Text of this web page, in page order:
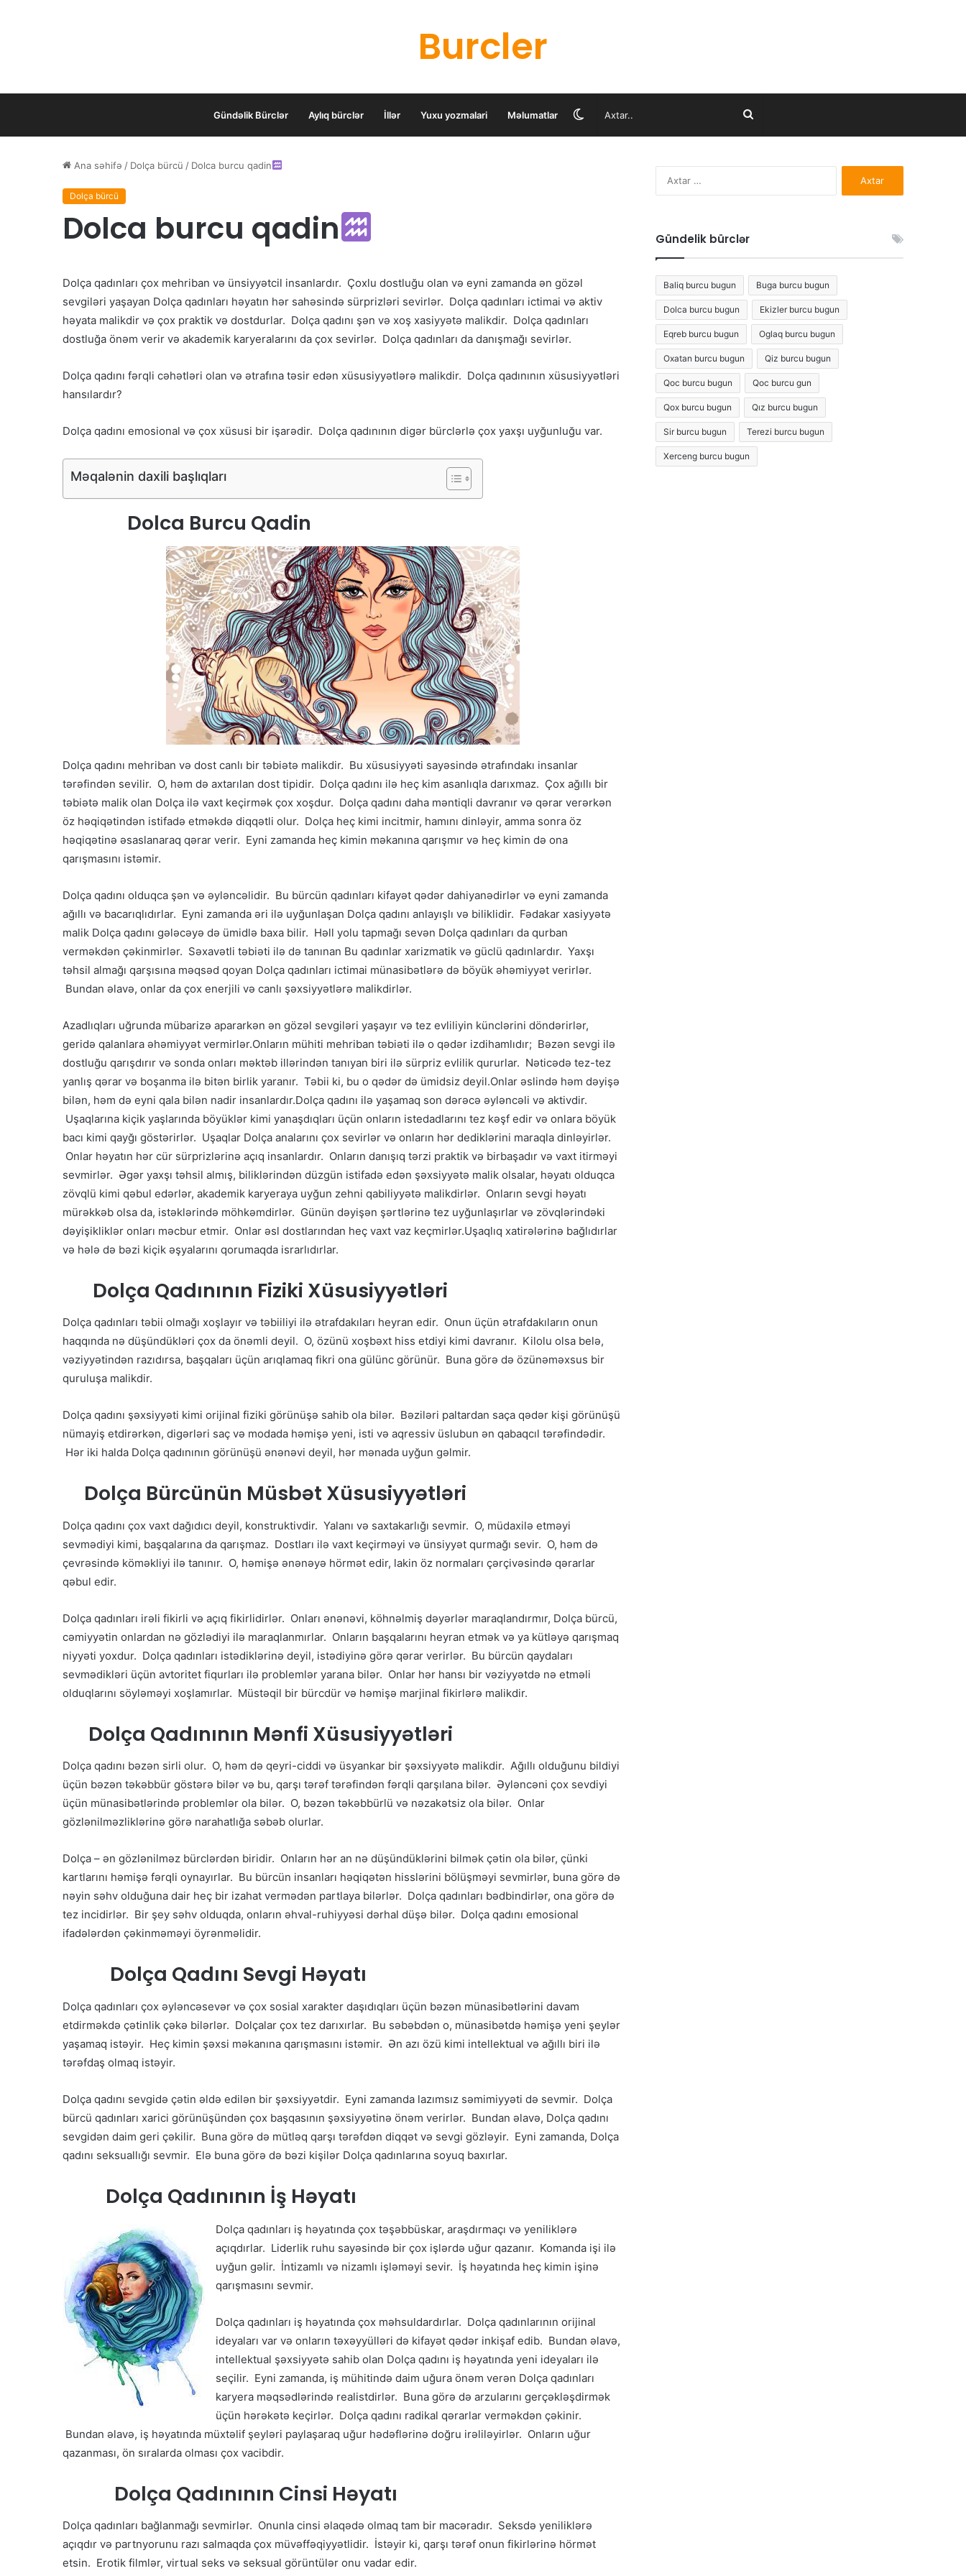
Burcler
Gündəlik Bürclər Aylıq bürclər İllər Yuxu yozmalari Məlumatlar Axtar..
Switch
Ana səhifə / Dolça bürcü / Dolca burcu qadin
Dolça bürcü
Dolca burcu qadin
Dolça qadınları çox mehriban və ünsiyyətcil insanlardır. Çoxlu dostluğu olan və eyni zamanda ən gözəl
sevgiləri yaşayan Dolça qadınları həyatın hər sahəsində sürprizləri sevirlər. Dolça qadınları ictimai və aktiv
həyata malikdir və çox praktik və dostdurlar. Dolça qadını şən və xoş xasiyyətə malikdir. Dolça qadınları
dostluğa önəm verir və akademik karyeralarını da çox sevirlər. Dolça qadınları da danışmağı sevirlər.
Dolça qadını fərqli cəhətləri olan və ətrafına təsir edən xüsusiyyətlərə malikdir. Dolça qadınının xüsusiyyətləri
hansılardır?
Dolça qadını emosional və çox xüsusi bir işarədir. Dolça qadınının digər bürclərlə çox yaxşı uyğunluğu var.
Məqalənin daxili başlıqları
Dolca Burcu Qadin
Dolça qadını mehriban və dost canlı bir təbiətə malikdir. Bu xüsusiyyəti sayəsində ətrafındakı insanlar
tərəfindən sevilir. O, həm də axtarılan dost tipidir. Dolça qadını ilə heç kim asanlıqla darıxmaz. Çox ağıllı bir
təbiətə malik olan Dolça ilə vaxt keçirmək çox xoşdur. Dolça qadını daha məntiqli davranır və qərar verərkən
öz həqiqətindən istifadə etməkdə diqqətli olur. Dolça heç kimi incitmir, hamını dinləyir, amma sonra öz
həqiqətinə əsaslanaraq qərar verir. Eyni zamanda heç kimin məkanına qarışmır və heç kimin də ona
qarışmasını istəmir.
Dolça qadını olduqca şən və əyləncəlidir. Bu bürcün qadınları kifayət qədər dahiyanədirlər və eyni zamanda
ağıllı və bacarıqlıdırlar. Eyni zamanda əri ilə uyğunlaşan Dolça qadını anlayışlı və biliklidir. Fədakar xasiyyətə
malik Dolça qadını gələcəyə də ümidlə baxa bilir. Həll yolu tapmağı sevən Dolça qadınları da qurban
verməkdən çəkinmirlər. Səxavətli təbiəti ilə də tanınan Bu qadınlar xarizmatik və güclü qadınlardır. Yaxşı
təhsil almağı qarşısına məqsəd qoyan Dolça qadınları ictimai münasibətlərə də böyük əhəmiyyət verirlər.
Bundan əlavə, onlar da çox enerjili və canlı şəxsiyyətlərə malikdirlər.
Azadlıqları uğrunda mübarizə apararkən ən gözəl sevgiləri yaşayır və tez evliliyin künclərini döndərirlər,
geridə qalanlara əhəmiyyət vermirlər.Onların mühiti mehriban təbiəti ilə o qədər izdihamlıdır; Bəzən sevgi ilə
dostluğu qarışdırır və sonda onları məktəb illərindən tanıyan biri ilə sürpriz evlilik qururlar. Nəticədə tez-tez
yanlış qərar və boşanma ilə bitən birlik yaranır. Təbii ki, bu o qədər də ümidsiz deyil.Onlar əslində həm dəyişə
bilən, həm də eyni qala bilən nadir insanlardır.Dolça qadını ilə yaşamaq son dərəcə əyləncəli və aktivdir.
Uşaqlarına kiçik yaşlarında böyüklər kimi yanaşdıqları üçün onların istedadlarını tez kəşf edir və onlara böyük
bacı kimi qayğı göstərirlər. Uşaqlar Dolça analarını çox sevirlər və onların hər dediklərini maraqla dinləyirlər.
Onlar həyatın hər cür sürprizlərinə açıq insanlardır. Onların danışıq tərzi praktik və birbaşadır və vaxt itirməyi
sevmirlər. Əgər yaxşı təhsil almış, biliklərindən düzgün istifadə edən şəxsiyyətə malik olsalar, həyatı olduqca
zövqlü kimi qəbul edərlər, akademik karyeraya uyğun zehni qabiliyyətə malikdirlər. Onların sevgi həyatı
mürəkkəb olsa da, istəklərində möhkəmdirlər. Günün dəyişən şərtlərinə tez uyğunlaşırlar və zövqlərindəki
dəyişikliklər onları məcbur etmir. Onlar əsl dostlarından heç vaxt vaz keçmirlər.Uşaqlıq xatirələrinə bağlıdırlar
və hələ də bəzi kiçik əşyalarını qorumaqda israrlıdırlar.
Dolça Qadınının Fiziki Xüsusiyyətləri
Dolça qadınları təbii olmağı xoşlayır və təbiiliyi ilə ətrafdakıları heyran edir. Onun üçün ətrafdakıların onun
haqqında nə düşündükləri çox da önəmli deyil. O, özünü xoşbəxt hiss etdiyi kimi davranır. Kilolu olsa belə,
vəziyyətindən razıdırsa, başqaları üçün arıqlamaq fikri ona gülünc görünür. Buna görə də özünəməxsus bir
quruluşa malikdir.
Dolça qadını şəxsiyyəti kimi orijinal fiziki görünüşə sahib ola bilər. Bəziləri paltardan saça qədər kişi görünüşü
nümayiş etdirərkən, digərləri saç və modada həmişə yeni, isti və aqressiv üslubun ən qabaqcıl tərəfindədir.
Hər iki halda Dolça qadınının görünüşü ənənəvi deyil, hər mənada uyğun gəlmir.
Dolça Bürcünün Müsbət Xüsusiyyətləri
Dolça qadını çox vaxt dağıdıcı deyil, konstruktivdir. Yalanı və saxtakarlığı sevmir. O, müdaxilə etməyi
sevmədiyi kimi, başqalarına da qarışmaz. Dostları ilə vaxt keçirməyi və ünsiyyət qurmağı sevir. O, həm də
çevrəsində köməkliyi ilə tanınır. O, həmişə ənənəyə hörmət edir, lakin öz normaları çərçivəsində qərarlar
qəbul edir.
Dolça qadınları irəli fikirli və açıq fikirlidirlər. Onları ənənəvi, köhnəlmiş dəyərlər maraqlandırmır, Dolça bürcü,
cəmiyyətin onlardan nə gözlədiyi ilə maraqlanmırlar. Onların başqalarını heyran etmək və ya kütləyə qarışmaq
niyyəti yoxdur. Dolça qadınları istədiklərinə deyil, istədiyinə görə qərar verirlər. Bu bürcün qaydaları
sevmədikləri üçün avtoritet fiqurları ilə problemlər yarana bilər. Onlar hər hansı bir vəziyyətdə nə etməli
olduqlarını söyləməyi xoşlamırlar. Müstəqil bir bürcdür və həmişə marjinal fikirlərə malikdir.
Dolça Qadınının Mənfi Xüsusiyyətləri
Dolça qadını bəzən sirli olur. O, həm də qeyri-ciddi və üsyankar bir şəxsiyyətə malikdir. Ağıllı olduğunu bildiyi
üçün bəzən təkəbbür göstərə bilər və bu, qarşı tərəf tərəfindən fərqli qarşılana bilər. Əyləncəni çox sevdiyi
üçün münasibətlərində problemlər ola bilər. O, bəzən təkəbbürlü və nəzakətsiz ola bilər. Onlar
gözlənilməzliklərinə görə narahatlığa səbəb olurlar.
Dolça – ən gözlənilməz bürclərdən biridir. Onların hər an nə düşündüklərini bilmək çətin ola bilər, çünki
kartlarını həmişə fərqli oynayırlar. Bu bürcün insanları həqiqətən hisslərini bölüşməyi sevmirlər, buna görə də
nəyin səhv olduğuna dair heç bir izahat vermədən partlaya bilərlər. Dolça qadınları bədbindirlər, ona görə də
tez incidirlər. Bir şey səhv olduqda, onların əhval-ruhiyyəsi dərhal düşə bilər. Dolça qadını emosional
ifadələrdən çəkinməməyi öyrənməlidir.
Dolça Qadını Sevgi Həyatı
Dolça qadınları çox əyləncəsevər və çox sosial xarakter daşıdıqları üçün bəzən münasibətlərini davam
etdirməkdə çətinlik çəkə bilərlər. Dolçalar çox tez darıxırlar. Bu səbəbdən o, münasibətdə həmişə yeni şeylər
yaşamaq istəyir. Heç kimin şəxsi məkanına qarışmasını istəmir. Ən azı özü kimi intellektual və ağıllı biri ilə
tərəfdaş olmaq istəyir.
Dolça qadını sevgidə çətin əldə edilən bir şəxsiyyətdir. Eyni zamanda lazımsız səmimiyyəti də sevmir. Dolça
bürcü qadınları xarici görünüşündən çox başqasının şəxsiyyətinə önəm verirlər. Bundan əlavə, Dolça qadını
sevgidən daim geri çəkilir. Buna görə də mütləq qarşı tərəfdən diqqət və sevgi gözləyir. Eyni zamanda, Dolça
qadını seksuallığı sevmir. Elə buna görə də bəzi kişilər Dolça qadınlarına soyuq baxırlar.
Dolça Qadınının İş Həyatı
Dolça qadınları iş həyatında çox təşəbbüskar, araşdırmaçı və yeniliklərə
açıqdırlar. Liderlik ruhu sayəsində bir çox işlərdə uğur qazanır. Komanda işi ilə
uyğun gəlir. İntizamlı və nizamlı işləməyi sevir. İş həyatında heç kimin işinə
qarışmasını sevmir.
Dolça qadınları iş həyatında çox məhsuldardırlar. Dolça qadınlarının orijinal
ideyaları var və onların təxəyyülləri də kifayət qədər inkişaf edib. Bundan əlavə,
intellektual şəxsiyyətə sahib olan Dolça qadını iş həyatında yeni ideyaları ilə
seçilir. Eyni zamanda, iş mühitində daim uğura önəm verən Dolça qadınları
karyera məqsədlərində realistdirlər. Buna görə də arzularını gerçəkləşdirmək
üçün hərəkətə keçirlər. Dolça qadını radikal qərarlar verməkdən çəkinir.
Bundan əlavə, iş həyatında müxtəlif şeyləri paylaşaraq uğur hədəflərinə doğru irəliləyirlər. Onların uğur
qazanması, ön sıralarda olması çox vacibdir.
Dolça Qadınının Cinsi Həyatı
Dolça qadınları bağlanmağı sevmirlər. Onunla cinsi əlaqədə olmaq tam bir macəradır. Seksdə yeniliklərə
açıqdır və partnyorunu razı salmaqda çox müvəffəqiyyətlidir. İstəyir ki, qarşı tərəf onun fikirlərinə hörmət
etsin. Erotik filmlər, virtual seks və seksual görüntülər onu vadar edir.
Gündelik bürclər
Baliq burcu bugun Buga burcu bugun
Dolca burcu bugun Ekizler burcu bugun
Eqreb burcu bugun Oglaq burcu bugun
Oxatan burcu bugun Qiz burcu bugun
Qoc burcu bugun Qoc burcu gun
Qox burcu bugun Qız burcu bugun
Sir burcu bugun Terezi burcu bugun
Xerceng burcu bugun